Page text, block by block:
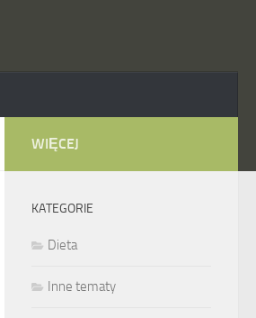
WIĘCEJ
KATEGORIE
Dieta
Inne tematy